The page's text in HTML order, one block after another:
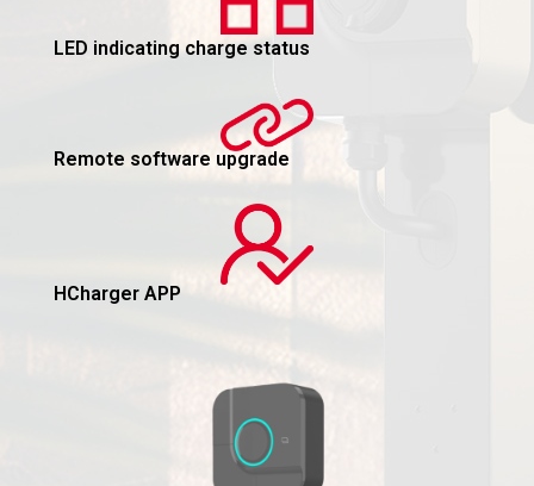
LED indicating charge status
Remote software upgrade
HCharger APP